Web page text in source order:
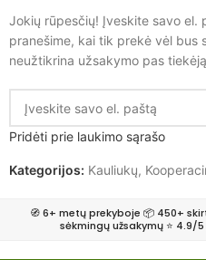
Jokių rūpesčių! Įveskite savo el.
pranešime, kai tik prekė vėl bus
neužtikrina užsakymo pas
Pridėti prie laukimo sąrašo
Kategorijos: Kauliukų,
🧭 6+ metų prekyboje 📦 450+
sėkmingų užsakymų ⭐ 4.9/